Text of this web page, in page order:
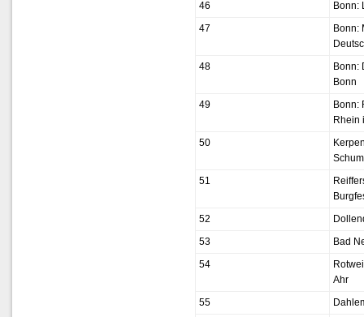
46
Bonn:
47
Bonn:
48
Bonn:
Bonn
49
Bonn:
Rhein
50
51
52
53
Bad
54
Ahr
55